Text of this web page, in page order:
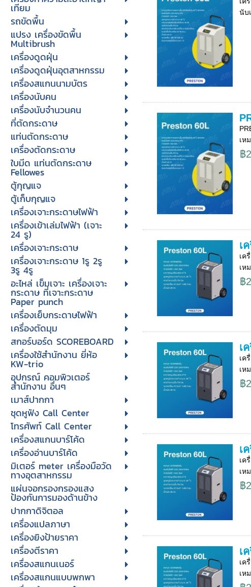
เทียม
รถขัดพื้น
แปรง เครื่องขัดพื้น
Multibrush
เครื่องดูดฝุ่น
เครื่องดูดฝุ่นอุตสาหกรรม
เครื่องสแกนนามบัตร
เครื่องนับคน
เครื่องนับจํานวนคน
ที่ตัดกระดาษ
แท่นตัดกระดาษ
เครื่องตัดกระดาษ
ใบมีด แท่นตัดกระดาษ
Fellowes
ตู้กุญแจ
ตู้เก็บกุญแจ
เครื่องเจาะกระดาษไฟฟ้า
เครื่องเข้าเล่มไฟฟ้า (เจาะ
24 รู)
เครื่องเจาะกระดาษ
เครื่องเจาะกระดาษ 1รู 2รู
3รู 4รู
อะไหล่ เข็มเจาะ เครื่องเจาะ
กระดาษ ที่เจาะกระดาษ
Paper punch
เครื่องเย็บกระดาษไฟฟ้า
เครื่องตัดมุม
สกอร์บอร์ด SCOREBOARD
เครื่องใช้สำนักงาน ยี่ห้อ
KW-trio
อุปกรณ์ คอมพิวเตอร์
สำนักงาน อื่นๆ
เมาส์ปากกา
ชุดหูฟัง Call Center
โทรศัพท์ Call Center
เครื่องสแกนบาร์โค้ด
เครื่องอ่านบาร์โค้ด
มิเตอร์ meter เครื่องมือวัด
ทางอุตสาหกรรม
แผ่นจอกรองกรองแสง
ป้องกันการมองด้านข้าง
ปากกาดิจิตอล
เครื่องแปลภาษา
เครื่องยิงป้ายราคา
เครื่องตีราคา
เครื่องสแกนเนอร์
เครื่องสแกนแบบพกพา
นับ
เห
฿
เ
เค
เห
฿
เ
เค
เห
฿
เ
เค
เห
฿
เ
เค
เห